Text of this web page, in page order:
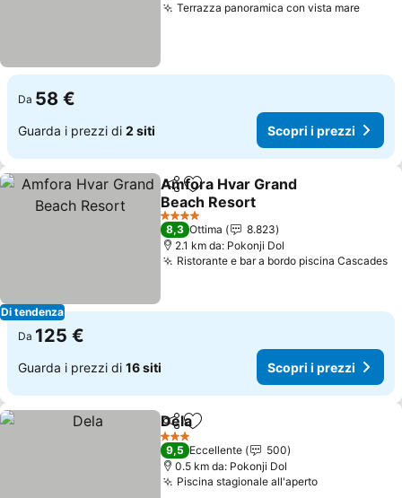
Terrazza panoramica con vista mare
Da 58 €
Guarda i prezzi di 2 siti Scopri i prezzi
Di tendenza
CondividiAggiungi ai preferiti
Amfora Hvar Grand
Beach Resort
4 Stelle
8,3 Ottima
8.823
2.1 km da: Pokonji Dol
Ristorante e bar a bordo piscina Cascades
Da 125 €
Guarda i prezzi di 16 siti Scopri i prezzi
CondividiAggiungi ai preferiti
Dela
3 Stelle
9,5 Eccellente
500
0.5 km da: Pokonji Dol
Piscina stagionale all'aperto